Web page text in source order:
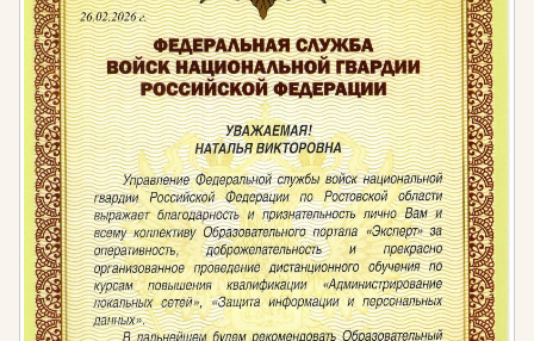
для должностных лиц в размере от 1 тысячи до
5 тысяч рублей
для лиц, осуществляющих
предпринимательскую деятельность без
образования юридического лица от 1 тысячи до
5 тысяч рублей
для юридических лиц от 30 тысяч до 50 тысяч
рублей
Нормативная база:
Федеральный закон от 29.12.2012 N 273-ФЗ
«Об образовании в Российской Федерации»